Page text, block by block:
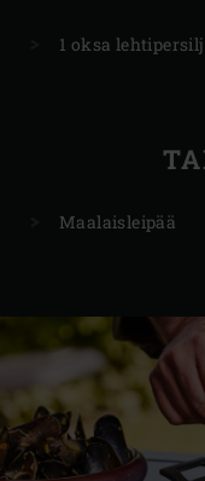
1 oksa
Maalaisleipää